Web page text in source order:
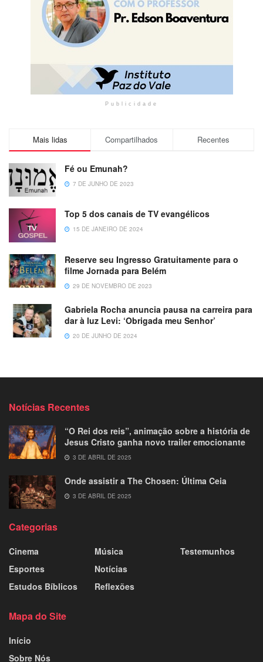
Publicidade
Mais lidas Compartilhados Recentes
Fé ou Emunah?
7 DE JUNHO DE 2023
Top 5 dos canais de TV evangélicos
15 DE JANEIRO DE 2024
Reserve seu Ingresso Gratuitamente para o
filme Jornada para Belém
29 DE NOVEMBRO DE 2023
Gabriela Rocha anuncia pausa na carreira para
dar à luz Levi: ‘Obrigada meu Senhor’
20 DE JUNHO DE 2024
Notícias Recentes
“O Rei dos reis”, animação sobre a história de
Jesus Cristo ganha novo trailer emocionante
3 DE ABRIL DE 2025
Onde assistir a The Chosen: Última Ceia
3 DE ABRIL DE 2025
Categorias
Cinema
Esportes
Estudos Bíblicos
Música
Notícias
Reflexões
Testemunhos
Mapa do Site
Início
Sobre Nós